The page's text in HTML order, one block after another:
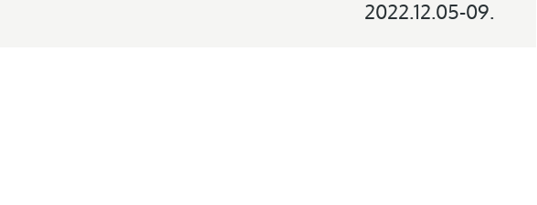
2022.12.05-09.